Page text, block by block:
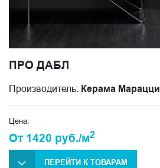
ПРО ДАБЛ
Производитель: Керама Марацци
Цена:
От 1420 руб./м2
ПЕРЕЙТИ К ТОВАРАМ